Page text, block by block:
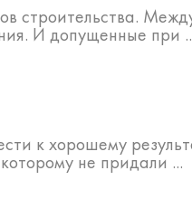
строительства.
И допущенные при
к хорошему
не придали ...